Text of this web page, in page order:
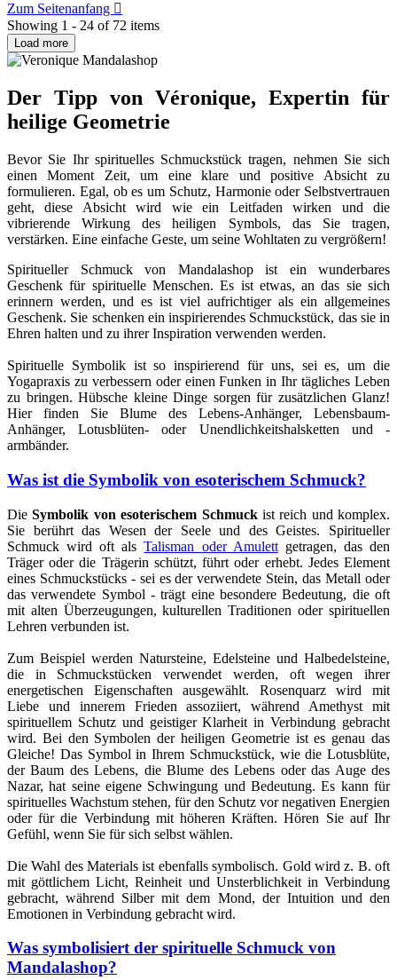
Zum Seitenanfang 
Showing 1 - 24 of 72 items
Load more
Der Tipp von Véronique, Expertin für
heilige Geometrie
Bevor Sie Ihr spirituelles Schmuckstück tragen, nehmen Sie sich
einen Moment Zeit, um eine klare und positive Absicht zu
formulieren. Egal, ob es um Schutz, Harmonie oder Selbstvertrauen
geht, diese Absicht wird wie ein Leitfaden wirken und die
vibrierende Wirkung des heiligen Symbols, das Sie tragen,
verstärken. Eine einfache Geste, um seine Wohltaten zu vergrößern!
Spiritueller Schmuck von Mandalashop ist ein wunderbares
Geschenk für spirituelle Menschen. Es ist etwas, an das sie sich
erinnern werden, und es ist viel aufrichtiger als ein allgemeines
Geschenk. Sie schenken ein inspirierendes Schmuckstück, das sie in
Ehren halten und zu ihrer Inspiration verwenden werden.
Spirituelle Symbolik ist so inspirierend für uns, sei es, um die
Yogapraxis zu verbessern oder einen Funken in Ihr tägliches Leben
zu bringen. Hübsche kleine Dinge sorgen für zusätzlichen Glanz!
Hier finden Sie Blume des Lebens-Anhänger, Lebensbaum-
Anhänger, Lotusblüten- oder Unendlichkeitshalsketten und -
armbänder.
Was ist die Symbolik von esoterischem Schmuck?
DieSymbolik von esoterischem Schmuckist reich und komplex.
Sie berührt das Wesen der Seele und des Geistes. Spiritueller
Schmuck wird oft alsTalisman oder Amulettgetragen, das den
Träger oder die Trägerin schützt, führt oder erhebt. Jedes Element
eines Schmuckstücks - sei es der verwendete Stein, das Metall oder
das verwendete Symbol - trägt eine besondere Bedeutung, die oft
mit alten Überzeugungen, kulturellen Traditionen oder spirituellen
Lehren verbunden ist.
Zum Beispiel werden Natursteine, Edelsteine und Halbedelsteine,
die in Schmuckstücken verwendet werden, oft wegen ihrer
energetischen Eigenschaften ausgewählt. Rosenquarz wird mit
Liebe und innerem Frieden assoziiert, während Amethyst mit
spirituellem Schutz und geistiger Klarheit in Verbindung gebracht
wird. Bei den Symbolen der heiligen Geometrie ist es genau das
Gleiche! Das Symbol in Ihrem Schmuckstück, wie die Lotusblüte,
der Baum des Lebens, die Blume des Lebens oder das Auge des
Nazar, hat seine eigene Schwingung und Bedeutung. Es kann für
spirituelles Wachstum stehen, für den Schutz vor negativen Energien
oder für die Verbindung mit höheren Kräften. Hören Sie auf Ihr
Gefühl, wenn Sie für sich selbst wählen.
Die Wahl des Materials ist ebenfalls symbolisch. Gold wird z. B. oft
mit göttlichem Licht, Reinheit und Unsterblichkeit in Verbindung
gebracht, während Silber mit dem Mond, der Intuition und den
Emotionen in Verbindung gebracht wird.
Was symbolisiert der spirituelle Schmuck von
Mandalashop?